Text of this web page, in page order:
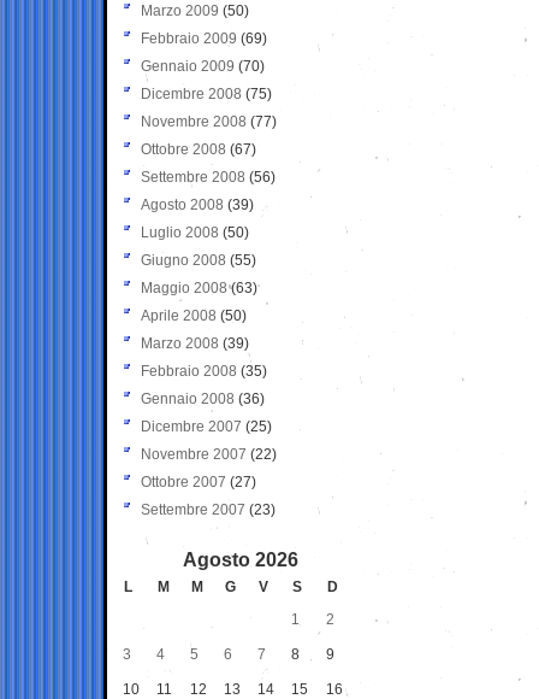
Marzo 2009 (50)
Febbraio 2009 (69)
Gennaio 2009 (70)
Dicembre 2008 (75)
Novembre 2008 (77)
Ottobre 2008 (67)
Settembre 2008 (56)
Agosto 2008 (39)
Luglio 2008 (50)
Giugno 2008 (55)
Maggio 2008(63)
Aprile 2008 (50)
Marzo 2008 (39)
Febbraio 2008 (35)
Gennaio 2008 (36)
Dicembre 2007 (25)
Novembre 2007 (22)
Ottobre 2007 (27)
Settembre 2007 (23)
Agosto 2026
L M M G V S
D
1
2
3 4 5 6 7 8 9
10 11 12 13 14 15 16